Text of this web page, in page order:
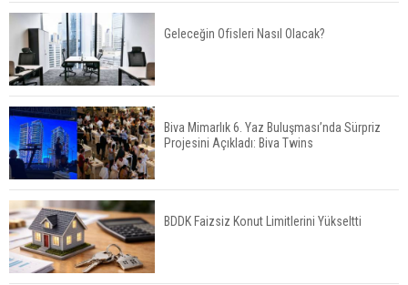
TOKİ 51 İlde 540 Konut ve İş Yerini Satışa
Sunuyor
Yatırımcıların Bina Tercihi Değişiyor: Dijital Altyapı
Öne Çıkıyor
TOKİ'nin Kiralık Sosyal Konut Modeli Kiraları
Düşürür Mü?
Geleceğin Ofisleri Nasıl Olacak?
Biva Mimarlık 6. Yaz Buluşması’nda Sürpriz
Projesini Açıkladı: Biva Twins
BDDK Faizsiz Konut Limitlerini Yükseltti